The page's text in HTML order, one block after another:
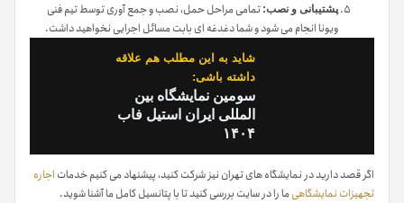
پشتیبانی و نصب: تمامی مراحل حمل، نصب و جمع آوری توسط تیم فنی
ویونا انجام می شود و شما دغدغه ای بابت مسائل اجرایی نخواهید داشت.
شاید به این مطلب هم علاقه
داشته باشی:
سومین نمایشگاه بین
المللی ایران استیل فاب
۱۴۰۴
اگر قصد دارید در نمایشگاه های تهران نیز شرکت کنید، پیشنهاد می کنیم خدمات اجاره
تجهیزات نمایشگاهی ما را در سایت بررسی کنید تا با پتانسیل کامل ما آشنا شوید.